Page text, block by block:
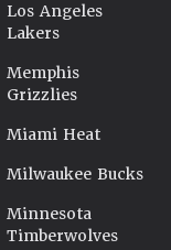
Los Angeles
Lakers
Memphis
Grizzlies
Miami Heat
Milwaukee Bucks
Minnesota
Timberwolves